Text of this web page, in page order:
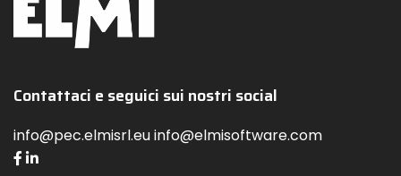
Contattaci e seguici sui nostri social
info@pec.elmisrl.eu info@elmisoftware.com